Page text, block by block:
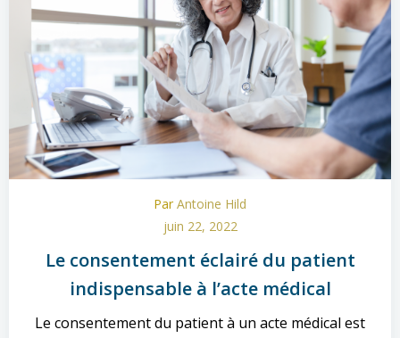
Par Antoine Hild
juin 22, 2022
Le consentement éclairé du patient
indispensable à l’acte médical
Le consentement du patient à un acte médical est